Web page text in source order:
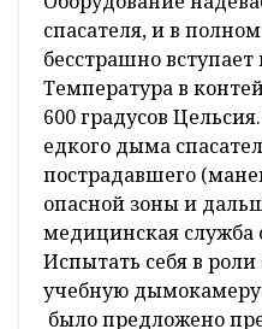
спасателя, и в
бесстрашно вступает
Температура в
600 градусов
едкого дыма
пострадавшего
опасной зоны и
медицинская служба
Испытать себя в
учебную
было предложено